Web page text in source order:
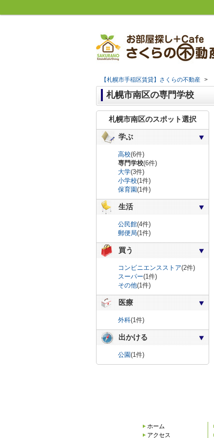
【札幌市手稲区賃貸】さくらの不動産 >
札幌市南区の専門学校
札幌市南区のスポット選択
学ぶ
高校(6件)
専門学校(6件)
大学(3件)
小学校(1件)
保育園(1件)
生活
公民館(4件)
郵便局(1件)
買う
コンビニエンスストア(2件)
スーパー(1件)
その他(1件)
医療
外科(1件)
出かける
公園(1件)
ホーム
アクセス